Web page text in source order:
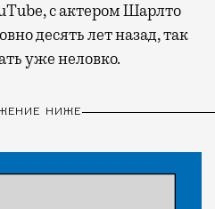
с актером Шарлто
десять лет назад, так
уже неловко.
НИЖЕ